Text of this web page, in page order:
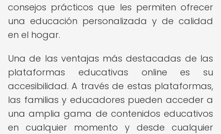
consejos prácticos que les permiten ofrecer
una educación personalizada y de calidad
en el hogar.
Una de las ventajas más destacadas de las
plataformas educativas online es su
accesibilidad. A través de estas plataformas,
las familias y educadores pueden acceder a
una amplia gama de contenidos educativos
en cualquier momento y desde cualquier